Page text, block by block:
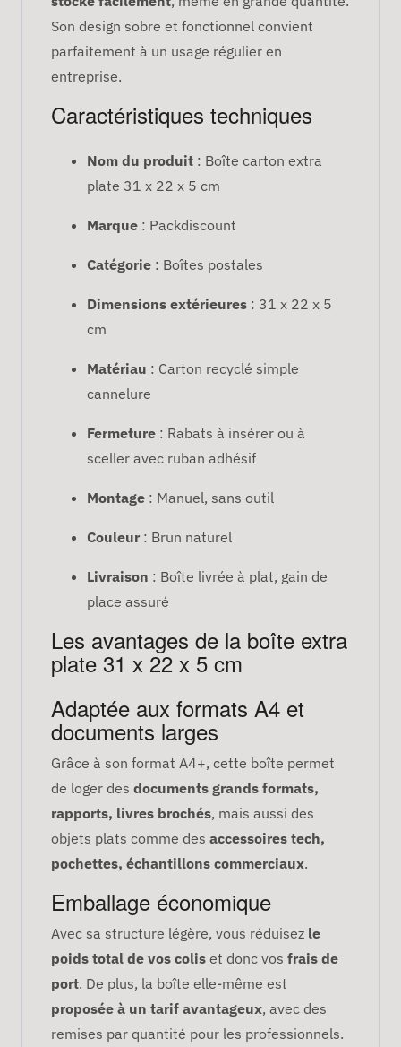
Son design sobre et fonctionnel convient
parfaitement à un usage régulier en
entreprise.
Caractéristiques techniques
Nom du produit : Boîte carton extra
plate 31 x 22 x 5 cm
Marque : Packdiscount
Catégorie : Boîtes postales
Dimensions extérieures : 31 x 22 x 5
cm
Matériau : Carton recyclé simple
cannelure
Fermeture : Rabats à insérer ou à
sceller avec ruban adhésif
Montage : Manuel, sans outil
Couleur : Brun naturel
Livraison : Boîte livrée à plat, gain de
place assuré
Les avantages de la boîte extra
plate 31 x 22 x 5 cm
Adaptée aux formats A4 et
documents larges
Grâce à son format A4+, cette boîte permet
de loger des documents grands formats,
rapports, livres brochés, mais aussi des
objets plats comme des accessoires tech,
pochettes, échantillons commerciaux.
Emballage économique
Avec sa structure légère, vous réduisez le
poids total de vos colis et donc vos frais de
port. De plus, la boîte elle-même est
proposée à un tarif avantageux, avec des
remises par quantité pour les professionnels.